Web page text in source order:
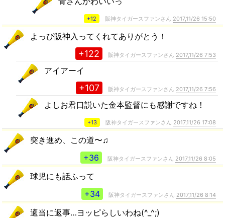
+12 阪神タイガースファンさん 2017,11/26 15:50
よっぴ阪神入ってくれてありがとう！
+122 阪神タイガースファンさん 2017,11/26 7:53
アイアーイ
+107 阪神タイガースファンさん 2017,11/26 7:56
よしお君口説いた金本監督にも感謝ですね！
+13 阪神タイガースファンさん 2017,11/26 17:08
突き進め、この道〜♫
+36
阪神タイガースファンさん 2017,11/26 8:05
球児にも話ふって
+34
阪神タイガースファンさん 2017,11/26 8:14
適当に返事…ヨッピらしいわね(^_^;)